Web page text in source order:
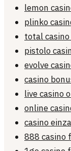
lemon
plinko
total
pistolo
evolve
casino
live casino
online
casino
888 casino